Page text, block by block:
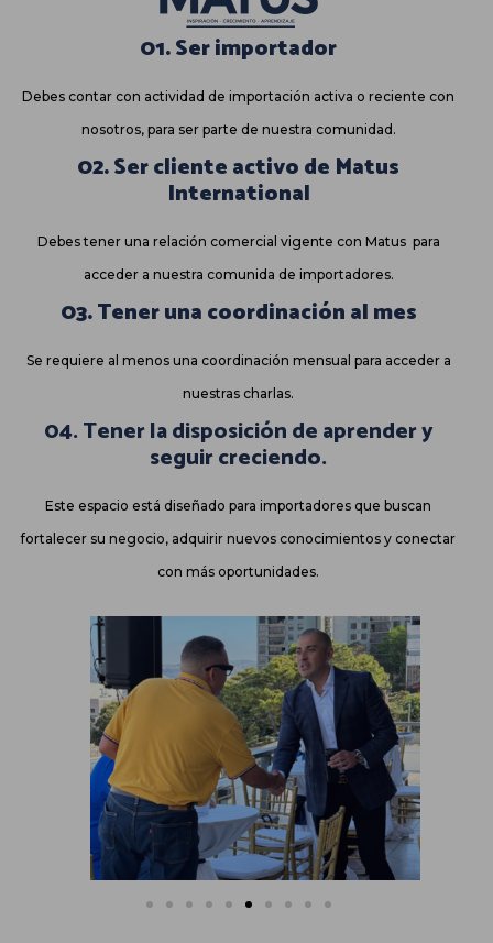
01. Ser importador
Debes contar con actividad de importación activa o reciente con
nosotros, para ser parte de nuestra comunidad.
02. Ser cliente activo de Matus
International
Debes tener una relación comercial vigente con Matus para
acceder a nuestra comunida de importadores.
03. Tener una coordinación al mes
Se requiere al menos una coordinación mensual para acceder a
nuestras charlas.
04. Tener la disposición de aprender y
seguir creciendo.
Este espacio está diseñado para importadores que buscan
fortalecer su negocio, adquirir nuevos conocimientos y conectar
con más oportunidades.